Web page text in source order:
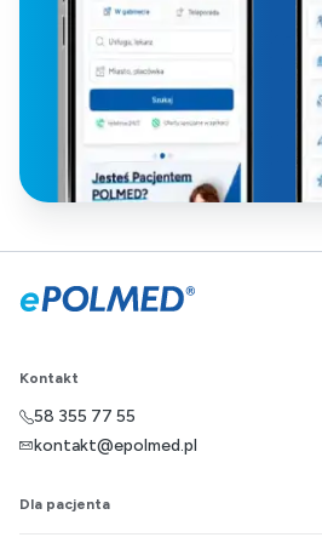
Kontakt
58 355 77 55
kontakt@epolmed.pl
Dla pacjenta